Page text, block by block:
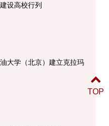
设高校行列
大学（北京）建立克拉玛
TOP